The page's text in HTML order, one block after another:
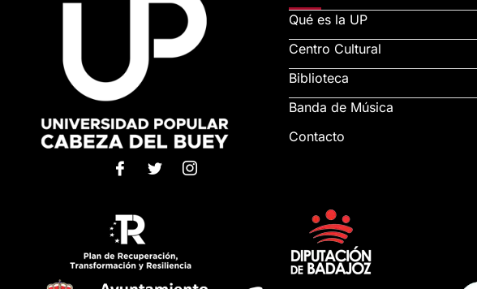
Qué es la UP
Centro Cultural
Biblioteca
Banda de Música
Contacto